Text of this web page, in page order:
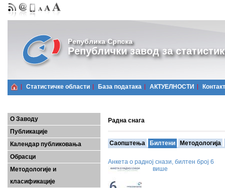
Република Српска
Републички завод за
Статистичке области Базa података АКТУЕЛНОСТИ Контакт
О Заводу
Публикације
Календар публиковања
Обрасци
Методологије и
класификације
Радна снага
Саопштења Билтени Методологија
Анкета о радној снази, билтен број 6
више